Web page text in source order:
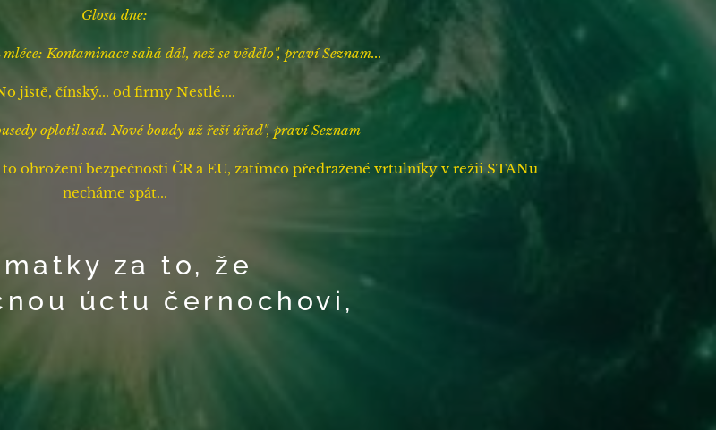
Glosa dne:
Kontaminace sahá dál, než se vědělo", praví Seznam...
jistě, čínský... od firmy Nestlé....
oplotil sad. Nové boudy už řeší úřad", praví Seznam
ohrožení bezpečnosti ČR a EU, zatímco předražené vrtulníky v režii STANu
necháme spát...
za to, že
úctu černochovi,